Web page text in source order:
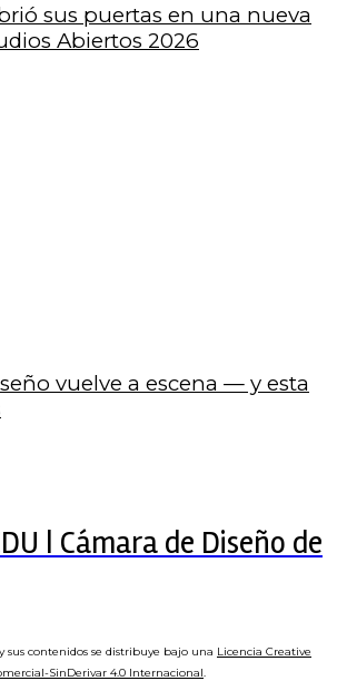
sus puertas en una nueva
Abiertos 2026
vuelve a escena — y esta
| Cámara de Diseño de
sus contenidos se distribuye bajo una Licencia Creative
SinDerivar 4.0 Internacional.